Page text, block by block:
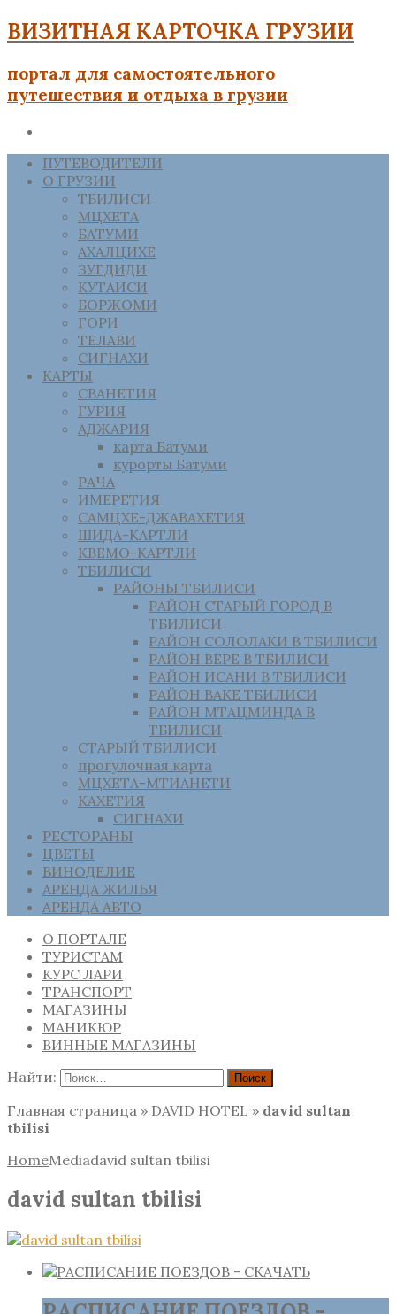
ВИЗИТНАЯ КАРТОЧКА ГРУЗИИ
портал для самостоятельного
путешествия и отдыха в грузии
ПУТЕВОДИТЕЛИ
О ГРУЗИИ
ТБИЛИСИ
МЦХЕТА
БАТУМИ
АХАЛЦИХЕ
ЗУГДИДИ
КУТАИСИ
БОРЖОМИ
ГОРИ
ТЕЛАВИ
СИГНАХИ
КАРТЫ
СВАНЕТИЯ
ГУРИЯ
АДЖАРИЯ
карта Батуми
курорты Батуми
РАЧА
ИМЕРЕТИЯ
САМЦХЕ-ДЖАВАХЕТИЯ
ШИДА-КАРТЛИ
КВЕМО-КАРТЛИ
ТБИЛИСИ
РАЙОНЫ ТБИЛИСИ
РАЙОН СТАРЫЙ ГОРОД В
ТБИЛИСИ
РАЙОН СОЛОЛАКИ В ТБИЛИСИ
РАЙОН ВЕРЕ В ТБИЛИСИ
РАЙОН ИСАНИ В ТБИЛИСИ
РАЙОН ВАКЕ ТБИЛИСИ
РАЙОН МТАЦМИНДА В
ТБИЛИСИ
СТАРЫЙ ТБИЛИСИ
прогулочная карта
МЦХЕТА-МТИАНЕТИ
КАХЕТИЯ
СИГНАХИ
РЕСТОРАНЫ
ЦВЕТЫ
ВИНОДЕЛИЕ
АРЕНДА ЖИЛЬЯ
АРЕНДА АВТО
О ПОРТАЛЕ
ТУРИСТАМ
КУРС ЛАРИ
ТРАНСПОРТ
МАГАЗИНЫ
МАНИКЮР
ВИННЫЕ МАГАЗИНЫ
Найти:
Главная страница » DAVID HOTEL » david sultan
tbilisi
HomeMediadavid sultan tbilisi
david sultan tbilisi